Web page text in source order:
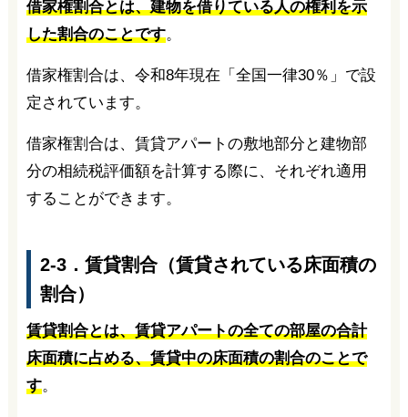
借家権割合とは、建物を借りている人の権利を示
した割合のことです。
借家権割合は、令和8年現在「全国一律30％」で設
定されています。
借家権割合は、賃貸アパートの敷地部分と建物部
分の相続税評価額を計算する際に、それぞれ適用
することができます。
2-3．賃貸割合（賃貸されている床面積の
割合）
賃貸割合とは、賃貸アパートの全ての部屋の合計
床面積に占める、賃貸中の床面積の割合のことで
す。